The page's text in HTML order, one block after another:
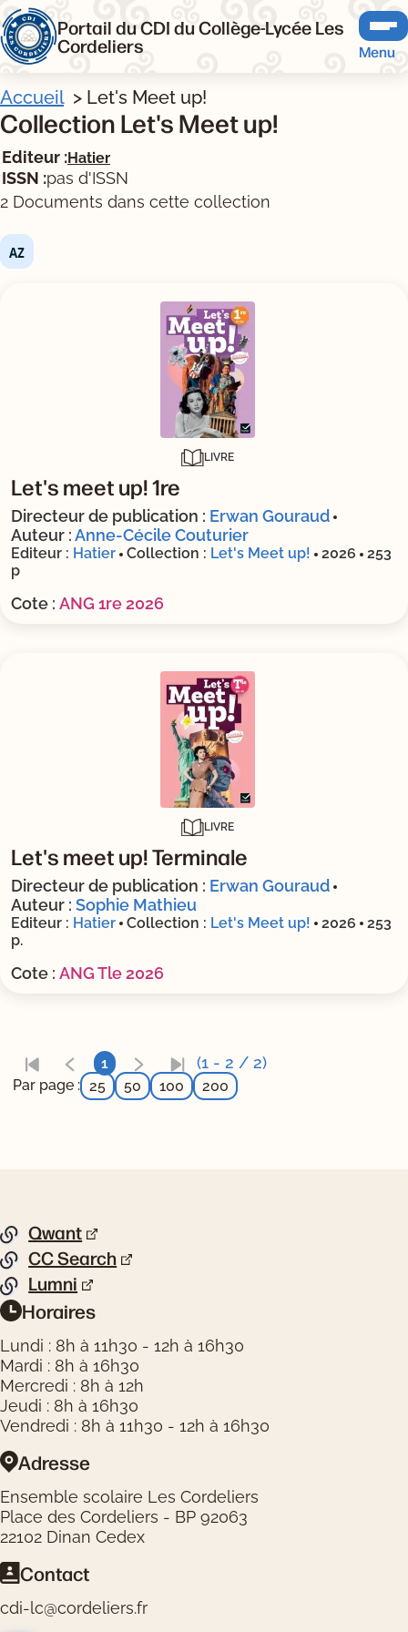
Portail du CDI du Collège-Lycée Les
Cordeliers Menu
Accueil Let's Meet up!
Collection Let's Meet up!
Editeur :Hatier
ISSN :pas d'ISSN
2 Documents dans cette collection
Tris disponibles (Ouverture d'une modale)
LIVRE
Let's meet up! 1re
Directeur de publication : Erwan Gouraud
Auteur :Anne-Cécile Couturier
Editeur : Hatier Collection : Let's Meet up! 2026
253
p
Cote : ANG 1re 2026
LIVRE
Let's meet up! Terminale
Directeur de publication : Erwan Gouraud
Auteur : Sophie Mathieu
Editeur : Hatier Collection : Let's Meet up! 2026
253
p.
Cote : ANG Tle 2026
1 (1 - 2 / 2)
Par page : 25 50 100 200
Pied de page
Liste de liens
Qwant
CC Search
Lumni
Informations pratiques
Horaires
Lundi : 8h à 11h30 - 12h à 16h30
Mardi : 8h à 16h30
Mercredi : 8h à 12h
Jeudi : 8h à 16h30
Vendredi : 8h à 11h30 - 12h à 16h30
Adresse
Ensemble scolaire Les Cordeliers
Place des Cordeliers - BP 92063
22102 Dinan Cedex
Contact
cdi-lc@cordeliers.fr